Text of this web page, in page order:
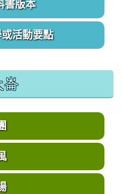
書版本
活動要點
崙